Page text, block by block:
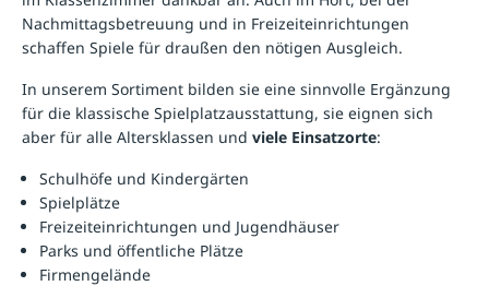
Nachmittagsbetreuung und in Freizeiteinrichtungen
schaffen Spiele für draußen den nötigen Ausgleich.
In unserem Sortiment bilden sie eine sinnvolle Ergänzung
für die klassische Spielplatzausstattung, sie eignen sich
aber für alle Altersklassen und viele Einsatzorte:
Schulhöfe und Kindergärten
Spielplätze
Freizeiteinrichtungen und Jugendhäuser
Parks und öffentliche Plätze
Firmengelände